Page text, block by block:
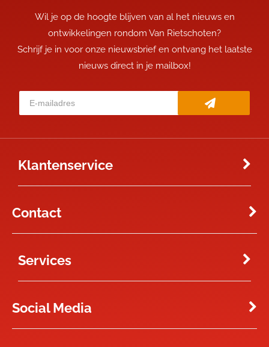
Wil je op de hoogte blijven van al het nieuws en
ontwikkelingen rondom Van Rietschoten?
Schrijf je in voor onze nieuwsbrief en ontvang het laatste
nieuws direct in je mailbox!
Klantenservice
Contact
Services
Social Media